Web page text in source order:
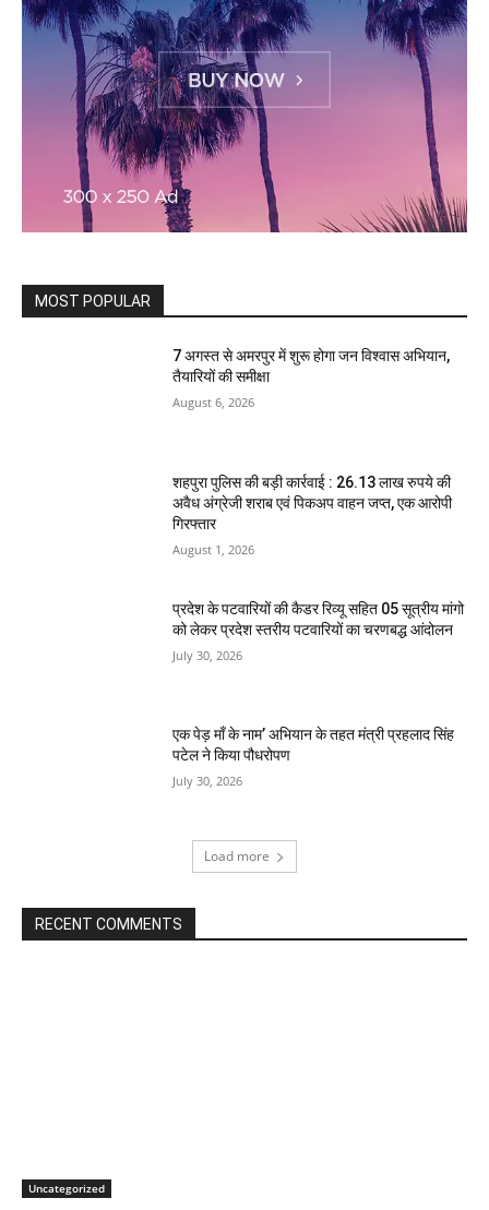
MOST POPULAR
7 अगस्त से अमरपुर में शुरू होगा जन विश्वास अभियान,
तैयारियों की समीक्षा
August 6, 2026
शहपुरा पुलिस की बड़ी कार्रवाई : 26.13 लाख रुपये की
अवैध अंग्रेजी शराब एवं पिकअप वाहन जप्त, एक आरोपी
गिरफ्तार
August 1, 2026
प्रदेश के पटवारियों की कैडर रिव्यू सहित 05 सूत्रीय मांगो
को लेकर प्रदेश स्तरीय पटवारियों का चरणबद्ध आंदोलन
July 30, 2026
एक पेड़ माँ के नाम’ अभियान के तहत मंत्री प्रहलाद सिंह
पटेल ने किया पौधरोपण
July 30, 2026
Load more
RECENT COMMENTS
Uncategorized